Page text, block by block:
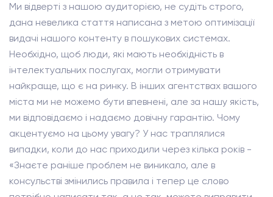
Ми відверті з нашою аудиторією, не судіть строго,
дана невелика стаття написана з метою оптимізації
видачі нашого контенту в пошукових системах.
Необхідно, щоб люди, які мають необхідність в
інтелектуальних послугах, могли отримувати
найкраще, що є на ринку. В інших агентствах вашого
міста ми не можемо бути впевнені, але за нашу якість,
ми відповідаємо і надаємо довічну гарантію. Чому
акцентуємо на цьому увагу? У нас траплялися
випадки, коли до нас приходили через кілька років -
«Знаєте раніше проблем не виникало, але в
консульстві змінились правила і тепер це слово